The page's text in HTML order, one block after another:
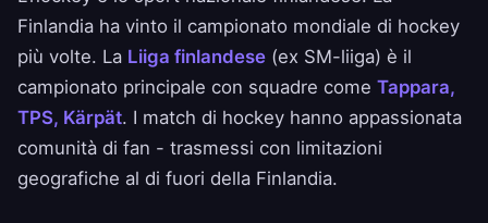
Finlandia ha vinto il campionato mondiale di hockey
più volte. La Liiga finlandese (ex SM-liiga) è il
campionato principale con squadre come Tappara,
TPS, Kärpät. I match di hockey hanno appassionata
comunità di fan - trasmessi con limitazioni
geografiche al di fuori della Finlandia.